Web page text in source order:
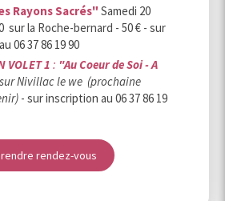
Rayons Sacrés" Samedi 20
sur la Roche-bernard - 50 € - sur
06 37 86 19 90
VOLET 1 : "Au Coeur de Soi - A
sur Nivillac le we (prochaine
- sur inscription au 06 37 86 19
rendez-vous